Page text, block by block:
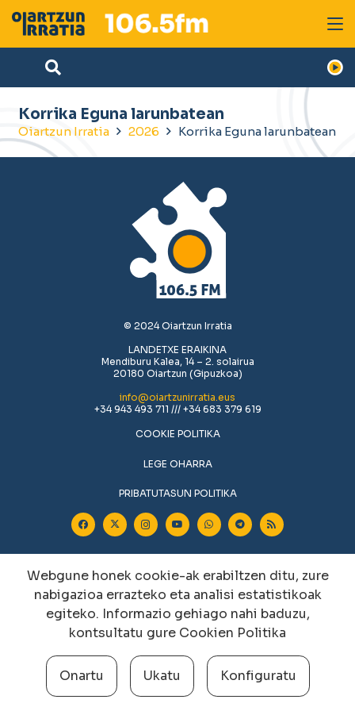
Korrika Eguna larunbatean
Oiartzun Irratia 2026 Korrika Eguna larunbatean
© 2024 Oiartzun Irratia
LANDETXE ERAIKINA
Mendiburu Kalea, 14 – 2. solairua
20180 Oiartzun (Gipuzkoa)
info@oiartzunirratia.eus
+34 943 493 711 /// +34 683 379 619
COOKIE POLITIKA
LEGE OHARRA
PRIBATUTASUN POLITIKA
Webgune honek cookie-ak erabiltzen ditu, zure
nabigazioa errazteko eta analisi estatistikoak
egiteko. Informazio gehiago nahi baduzu,
kontsultatu gure Cookien Politika
Onartu Ukatu Konfiguratu